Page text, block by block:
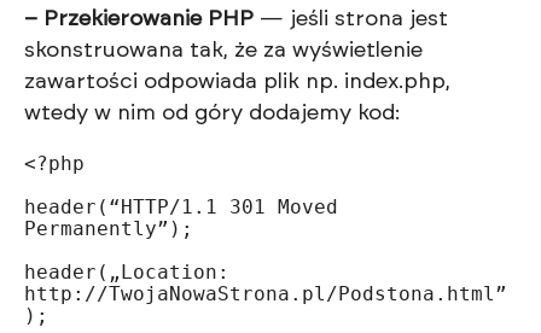
– Przekierowanie PHP — jeśli strona jest
skonstruowana tak, że za wyświetlenie
zawartości odpowiada plik np. index.php,
wtedy w nim od góry dodajemy kod:
<?php
header(“HTTP/1.1 301 Moved
Permanently”);
header(„Location:
http://TwojaNowaStrona.pl/Podstona.html”
);